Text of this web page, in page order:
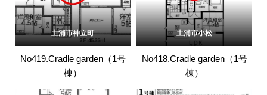
土浦市神立町
No419.Cradle garden（1号
棟）
土浦市小松
No418.Cradle garden（1号
棟）